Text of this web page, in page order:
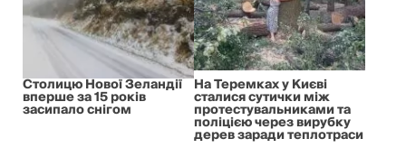
Столицю Нової Зеландії
вперше за 15 років
засипало снігом
На Теремках у Києві
сталися сутички між
протестувальниками та
поліцією через вирубку
дерев заради теплотраси